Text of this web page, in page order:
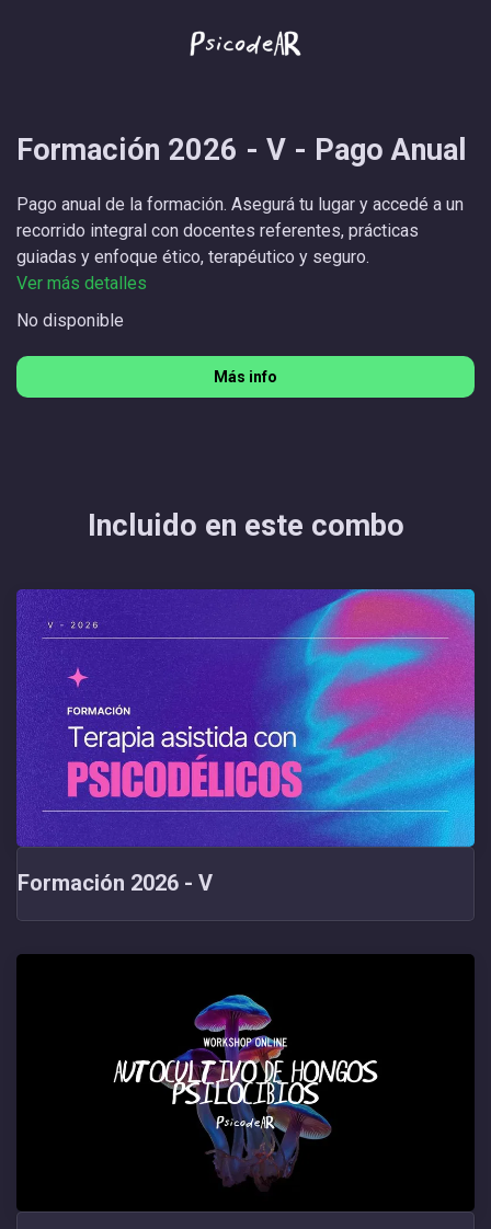
Formación 2026 - V - Pago Anual
Pago anual de la formación. Asegurá tu lugar y accedé a un
recorrido integral con docentes referentes, prácticas
guiadas y enfoque ético, terapéutico y seguro.
Ver más detalles
No disponible
Más info
Incluido en este combo
Formación 2026 - V